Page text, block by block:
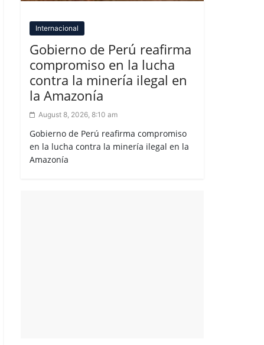
Internacional
Gobierno de Perú reafirma
compromiso en la lucha
contra la minería ilegal en
la Amazonía
August 8, 2026, 8:10 am
Gobierno de Perú reafirma compromiso
en la lucha contra la minería ilegal en la
Amazonía